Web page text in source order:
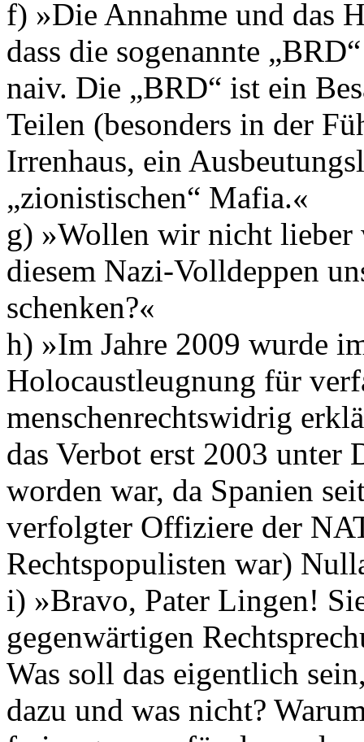
f) »Die Annahme und das
dass die sogenannte
naiv. Die „BRD“ ist ein
Teilen (besonders in der
Irrenhaus, ein
„zionistischen“ Mafia.«
g) »Wollen wir nicht lieber
diesem Nazi-Volldeppen
schenken?«
h) »Im Jahre 2009 wurde
Holocaustleugnung für
menschenrechtswidrig
das Verbot erst 2003 unter
worden war, da Spanien
verfolgter Offiziere der
Rechtspopulisten war)
i) »Bravo, Pater Lingen!
gegenwärtigen
Was soll das eigentlich
dazu und was nicht?